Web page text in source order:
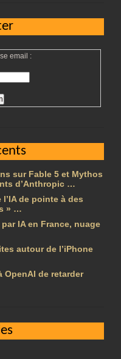
email :
sur Fable 5 et Mythos
d’Anthropic …
de pointe à des
» …
IA en France, nuage
autour de l’iPhone
OpenAI de retarder